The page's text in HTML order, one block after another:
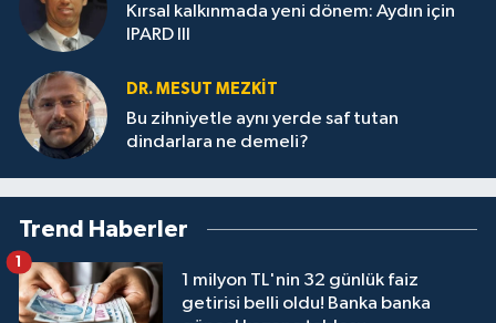
Kırsal kalkınmada yeni dönem: Aydın için
IPARD III
DR. MESUT MEZKIT
Bu zihniyetle aynı yerde saf tutan
dindarlara ne demeli?
Trend Haberler
1 milyon TL'nin 32 günlük faiz
getirisi belli oldu! Banka banka
1